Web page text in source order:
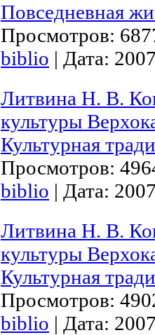
Повседневная
Просмотров:
biblio | Дата:
Литвина Н. В.
культуры
Культурная
Просмотров:
biblio | Дата:
Литвина Н. В.
культуры
Культурная
Просмотров:
biblio | Дата: